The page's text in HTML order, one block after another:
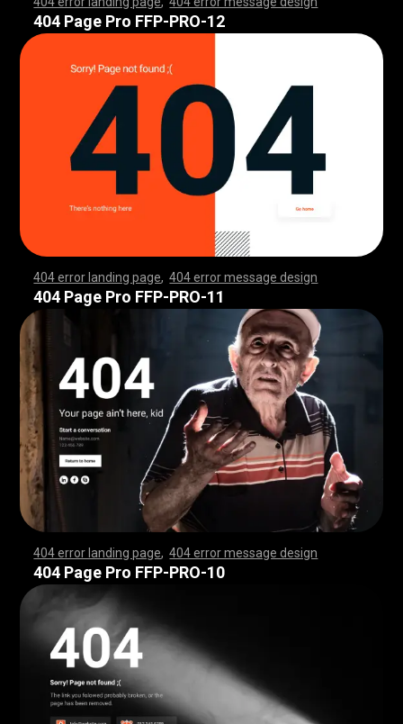
,,,,,,,,,,,,,,,,,,,,,,,, ,,,,,,,,,,,,,,,,,,,,,,,,,,,,
,,,,,,,,,,,,,,,,,,,,,,,, ,,,,,,,,,,,,,,,,,,,,,,,,,,,,
,,,,,,,,,,,,,,,,,,,,,,,, ,,,,,,,,,,,,,,,,,,,,,,,,,,,,
,,,,,,,,,,,,,,,,,,,,,,,, ,,,,,,,,,,,,,,,,,,,,,,,,,,,,
,,,,,,,,,,,,,,,,,,,,,,,, ,,,,,,,,,,,,,,,,,,,,,,,,,,,,
,,,,,,,,,,,,,,,,,,,,,,,, ,,,,,,,,,,,,,,,,,,,,,,,,,,,,
,,,,,,,,,,,,,,,,,,,,,,,, ,,,,,,,,,,,,,,,,,,,,,,,,,,,,
,,,,,,,,,,,,,,,,,,,,,,,, ,,,,,,,,,,,,,,,,,,,,,,,,,,,,
404 Page Pro FFP-PRO-12
404 error landing page ,404 error message design
,,,,,,,,,,,,,,,,,,,,,,,, ,,,,,,,,,,,,,,,,,,,,,,,,,,,,
,,,,,,,,,,,,,,,,,,,,,,,, ,,,,,,,,,,,,,,,,,,,,,,,,,,,,
,,,,,,,,,,,,,,,,,,,,,,,, ,,,,,,,,,,,,,,,,,,,,,,,,,,,,
,,,,,,,,,,,,,,,,,,,,,,,, ,,,,,,,,,,,,,,,,,,,,,,,,,,,,
,,,,,,,,,,,,,,,,,,,,,,,, ,,,,,,,,,,,,,,,,,,,,,,,,,,,,
,,,,,,,,,,,,,,,,,,,,,,,, ,,,,,,,,,,,,,,,,,,,,,,,,,,,,
,,,,,,,,,,,,,,,,,,,,,,,, ,,,,,,,,,,,,,,,,,,,,,,,,,,,,
,,,,,,,,,,,,,,,,,,,,,,,, ,,,,,,,,,,,,,,,,,,,,,,,,,,,,
404 Page Pro FFP-PRO-11
404 error landing page ,404 error message design
,,,,,,,,,,,,,,,,,,,,,,,, ,,,,,,,,,,,,,,,,,,,,,,,,,,,,
,,,,,,,,,,,,,,,,,,,,,,,, ,,,,,,,,,,,,,,,,,,,,,,,,,,,,
,,,,,,,,,,,,,,,,,,,,,,,, ,,,,,,,,,,,,,,,,,,,,,,,,,,,,
,,,,,,,,,,,,,,,,,,,,,,,, ,,,,,,,,,,,,,,,,,,,,,,,,,,,,
,,,,,,,,,,,,,,,,,,,,,,,, ,,,,,,,,,,,,,,,,,,,,,,,,,,,,
,,,,,,,,,,,,,,,,,,,,,,,, ,,,,,,,,,,,,,,,,,,,,,,,,,,,,
,,,,,,,,,,,,,,,,,,,,,,,, ,,,,,,,,,,,,,,,,,,,,,,,,,,,,
,,,,,,,,,,,,,,,,,,,,,,,, ,,,,,,,,,,,,,,,,,,,,,,,,,,,,
404 Page Pro FFP-PRO-10